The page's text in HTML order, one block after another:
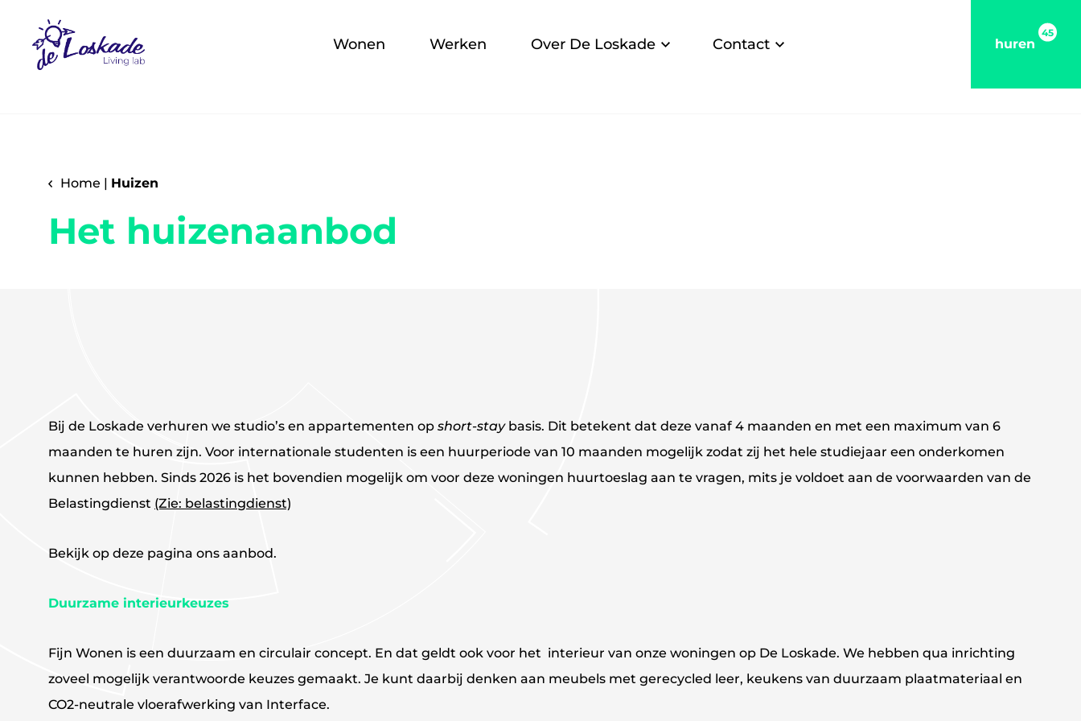
Wonen Werken Over De Loskade Contact huren
45
Home | Huizen
Het huizenaanbod
Bij de Loskade verhuren we studio’s en appartementen op short-staybasis. Dit betekent dat deze vanaf 4 maanden en met een maximum van 6
maanden te huren zijn. Voor internationale studenten is een huurperiode van 10 maanden mogelijk zodat zij het hele studiejaar een onderkomen
kunnen hebben. Sinds 2026 is het bovendien mogelijk om voor deze woningen huurtoeslag aan te vragen, mits je voldoet aan de voorwaarden van de
Belastingdienst (Zie: belastingdienst)
Bekijk op deze pagina ons aanbod.
Duurzame interieurkeuzes
Fijn Wonen is een duurzaam en circulair concept. En dat geldt ook voor het interieur van onze woningen op De Loskade. We hebben qua inrichting
zoveel mogelijk verantwoorde keuzes gemaakt. Je kunt daarbij denken aan meubels met gerecycled leer, keukens van duurzaam plaatmateriaal en
CO2-neutrale vloerafwerking van Interface.